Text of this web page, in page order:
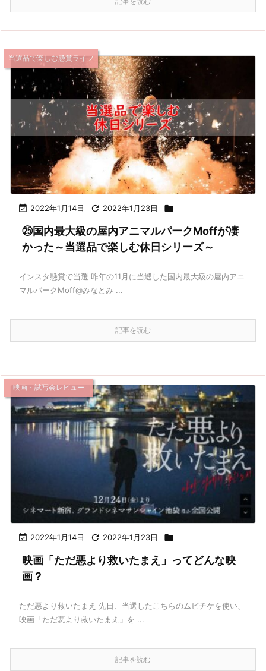
 2022年1月14日  2022年1月23日 
当選品で楽しむ懸賞ライフ
㉕国内最大級の屋内アニマルパークMoffが凄
かった～当選品で楽しむ休日シリーズ～
インスタ懸賞で当選 昨年の11月に当選した国内最大級の屋内アニ
マルパークMoff@みなとみ ...
記事を読む
 2022年1月14日  2022年1月23日 
映画・試写会レビュー
映画「ただ悪より救いたまえ」ってどんな映
画？
ただ悪より救いたまえ 先日、当選したこちらのムビチケを使い、
映画「ただ悪より救いたまえ」を ...
記事を読む